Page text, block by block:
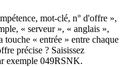
mot-clé, n° d'offre »,
« serveur », « anglais »,
touche « entrée » entre chaque
précise ? Saisissez
exemple 049RSNK.